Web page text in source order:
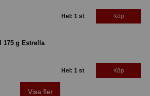
Hel: 1 st Köp
175 g Estrella
Hel: 1 st Köp
Visa fler